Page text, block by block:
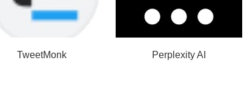
TweetMonk Perplexity AI